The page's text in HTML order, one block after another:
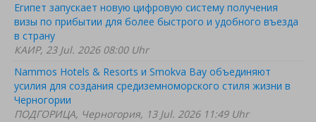
Египет запускает новую цифровую систему получения
визы по прибытии для более быстрого и удобного въезда
в страну
КАИР, 23 Jul. 2026 08:00 Uhr
Nammos Hotels & Resorts и Smokva Bay объединяют
усилия для создания средиземноморского стиля жизни в
Черногории
ПОДГОРИЦА, Черногория, 13 Jul. 2026 11:49 Uhr